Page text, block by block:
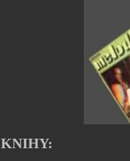
KNIHY: